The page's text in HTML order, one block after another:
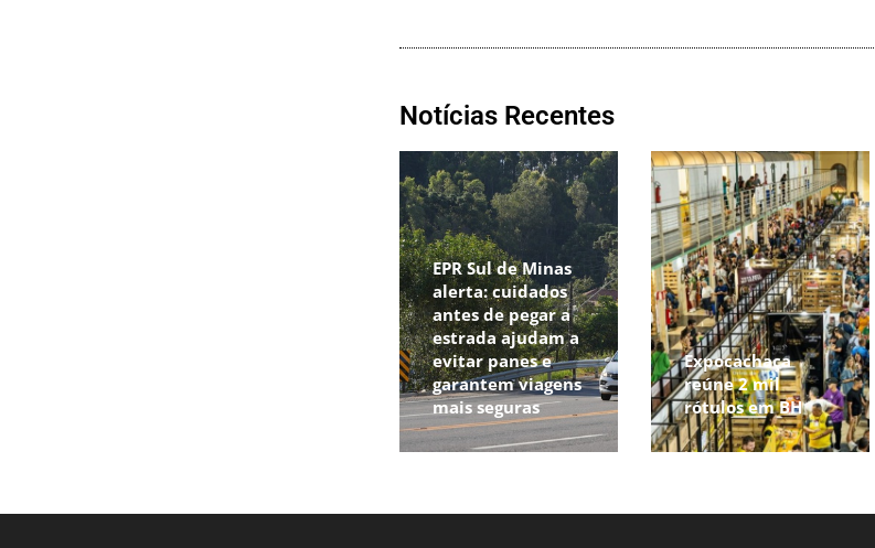
Notícias Recentes
EPR Sul de Minas
alerta: cuidados
antes de pegar a
estrada ajudam a
evitar panes e
garantem viagens
mais seguras
Expocachaça
reúne 2 mil
rótulos em BH